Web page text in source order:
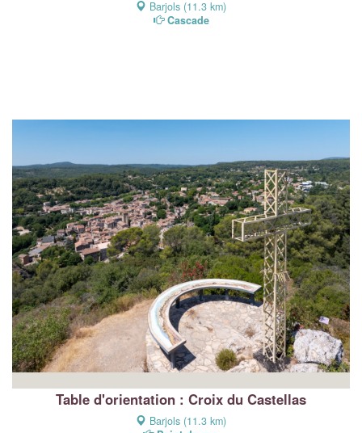
Barjols (11.3 km)
Cascade
Table d'orientation : Croix du Castellas
Barjols (11.3 km)